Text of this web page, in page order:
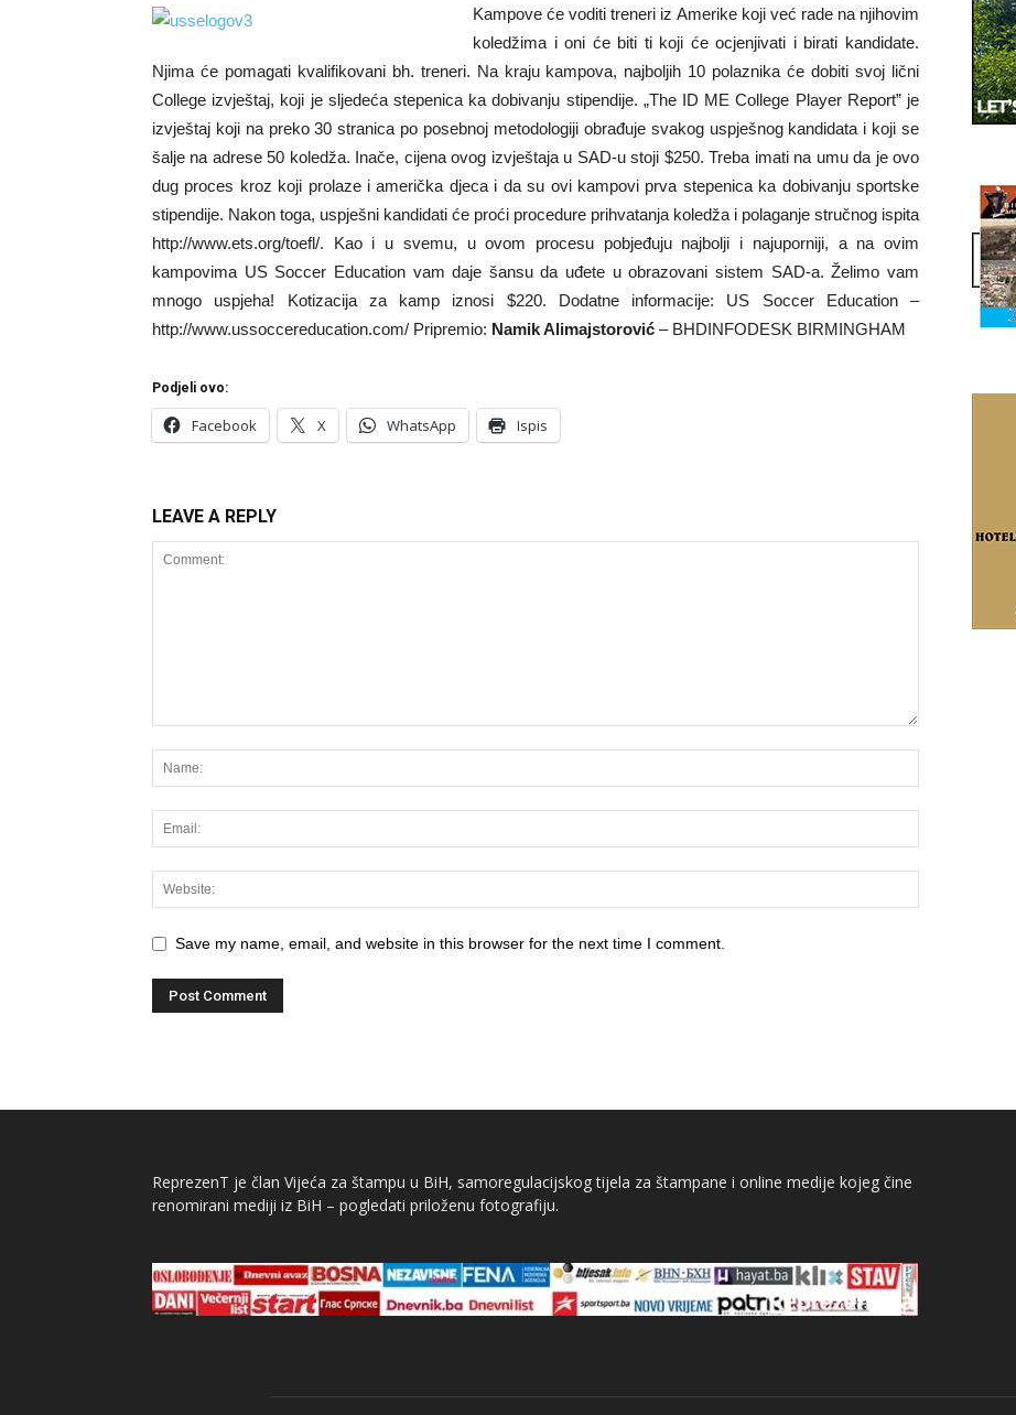
Kampove će voditi treneri iz Amerike koji već rade na njihovim
koledžima i oni će biti ti koji će ocjenjivati i birati kandidate.
Njima će pomagati kvalifikovani bh. treneri. Na kraju kampova, najboljih 10 polaznika će dobiti svoj lični
College izvještaj, koji je sljedeća stepenica ka dobivanju stipendije. „The ID ME College Player Report” je
izvještaj koji na preko 30 stranica po posebnoj metodologiji obrađuje svakog uspješnog kandidata i koji se
šalje na adrese 50 koledža. Inače, cijena ovog izvještaja u SAD-u stoji $250. Treba imati na umu da je ovo
dug proces kroz koji prolaze i američka djeca i da su ovi kampovi prva stepenica ka dobivanju sportske
stipendije. Nakon toga, uspješni kandidati će proći procedure prihvatanja koledža i polaganje stručnog ispita
http://www.ets.org/toefl/. Kao i u svemu, u ovom procesu pobjeđuju najbolji i najuporniji, a na ovim
kampovima US Soccer Education vam daje šansu da uđete u obrazovani sistem SAD-a. Želimo vam
mnogo uspjeha! Kotizacija za kamp iznosi $220. Dodatne informacije: US Soccer Education –
http://www.ussoccereducation.com/ Pripremio: Namik Alimajstorović – BHDINFODESK BIRMINGHAM
Podjeli ovo:
Facebook X WhatsApp Ispis
LEAVE A REPLY
Save my name, email, and website in this browser for the next time I comment.
ReprezenT je član Vijeća za štampu u BiH, samoregulacijskog tijela za štampane i online medije kojeg čine
renomirani mediji iz BiH – pogledati priloženu fotografiju.